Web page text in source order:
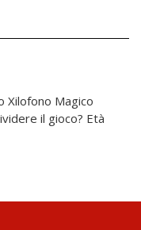
Xilofono Magico
il gioco? Età